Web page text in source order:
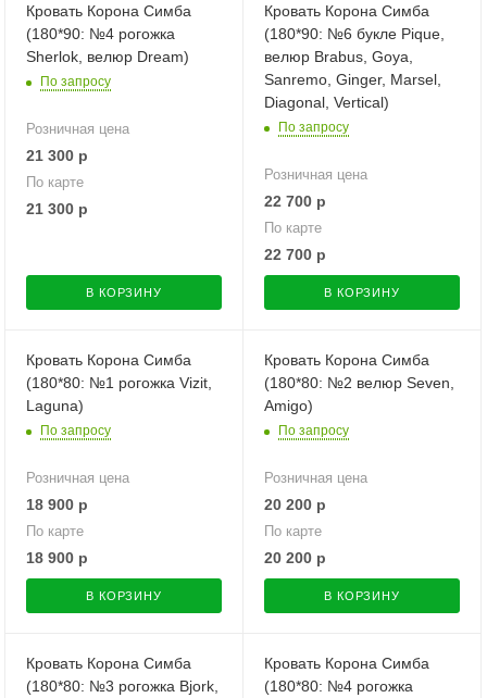
Кровать Корона Симба
(180*90: №4 рогожка
Sherlok, велюр Dream)
По запросу
Розничная цена
21 300 р
По карте
21 300 р
В КОРЗИНУ
Кровать Корона Симба
(180*90: №6 букле Pique,
велюр Brabus, Goya,
Sanremo, Ginger, Marsel,
Diagonal, Vertical)
По запросу
Розничная цена
22 700 р
По карте
22 700 р
В КОРЗИНУ
Кровать Корона Симба
(180*80: №1 рогожка Vizit,
Laguna)
По запросу
Розничная цена
18 900 р
По карте
18 900 р
В КОРЗИНУ
Кровать Корона Симба
(180*80: №2 велюр Seven,
Amigo)
По запросу
Розничная цена
20 200 р
По карте
20 200 р
В КОРЗИНУ
Кровать Корона Симба
(180*80: №3 рогожка Bjork,
Кровать Корона Симба
(180*80: №4 рогожка